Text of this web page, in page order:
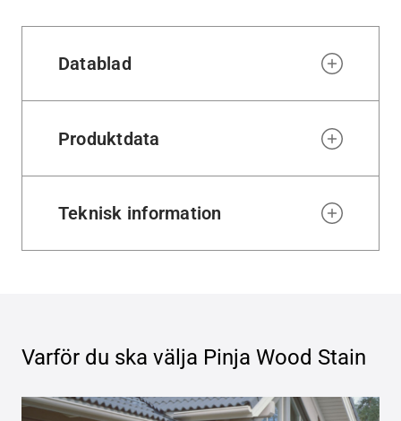
Datablad
Produktdata
Teknisk information
Varför du ska välja Pinja Wood Stain